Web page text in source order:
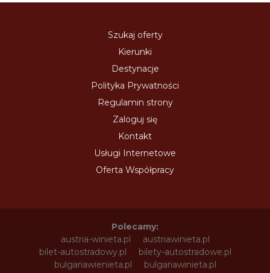
Szukaj oferty
Kierunki
Destynacje
Polityka Prywatności
Regulamin strony
Zaloguj się
Kontakt
Usługi Internetowe
Oferta Współpracy
Polecamy:
austria-winieta.pl
austriawinieta.pl
bilet-autostradowy.pl
bilety-autostradowe.pl
bulgariawienieta.pl
bulgariawinieta.pl